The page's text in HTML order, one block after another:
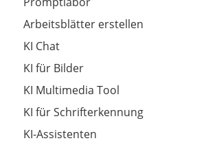
Arbeitsblätter erstellen
KI Chat
KI für Bilder
KI Multimedia Tool
KI für Schrifterkennung
KI-Assistenten